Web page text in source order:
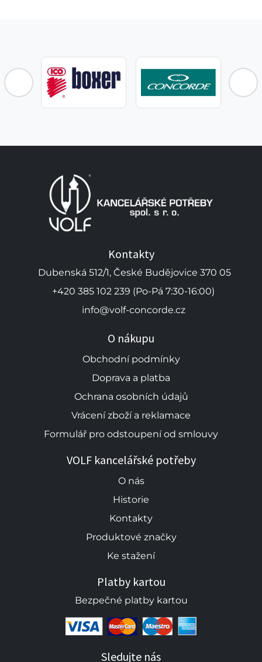
Kontakty
Dubenská 512/1, České Budějovice 370 05
+420 385 102 239 (Po-Pá 7:30-16:00)
info@volf-concorde.cz
O nákupu
Obchodní podmínky
Doprava a platba
Ochrana osobních údajů
Vrácení zboží a reklamace
Formulář pro odstoupení od smlouvy
VOLF kancelářské potřeby
O nás
Historie
Kontakty
Produktové značky
Ke stažení
Platby kartou
Bezpečné platby kartou
Sledujte nás